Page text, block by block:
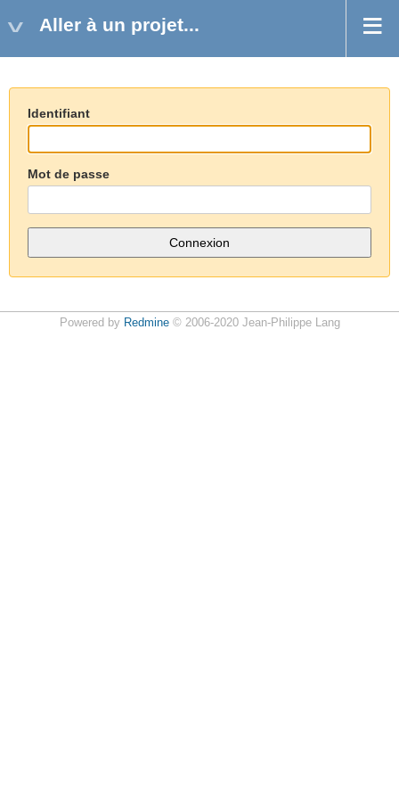
Aller à un projet...
Identifiant
Mot de passe
Powered by Redmine© 2006-2020 Jean-Philippe Lang